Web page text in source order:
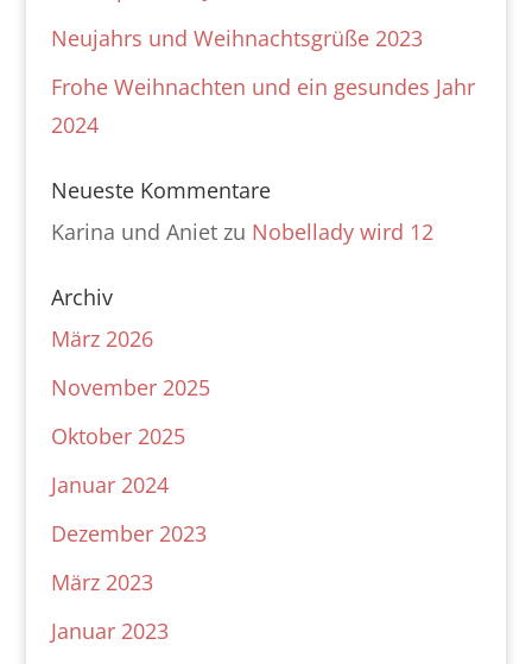
Neujahrs und Weihnachtsgrüße 2023
Frohe Weihnachten und ein gesundes Jahr
2024
Neueste Kommentare
Karina und Anietzu Nobellady wird 12
Archiv
März 2026
November 2025
Oktober 2025
Januar 2024
Dezember 2023
März 2023
Januar 2023